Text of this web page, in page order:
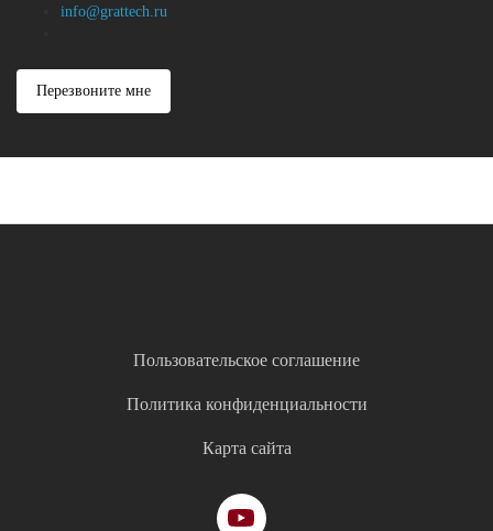
info@grattech.ru
Перезвоните мне
Пользовательское соглашение
Политика конфиденциальности
Карта сайта